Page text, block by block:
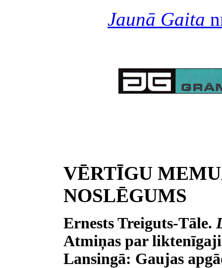
Jaunā Gaita
VĒRTĪGU
NOSLĒGUMS
Ernests Treiguts-Tāle.
Atmiņas par
Lansingā: Gaujas